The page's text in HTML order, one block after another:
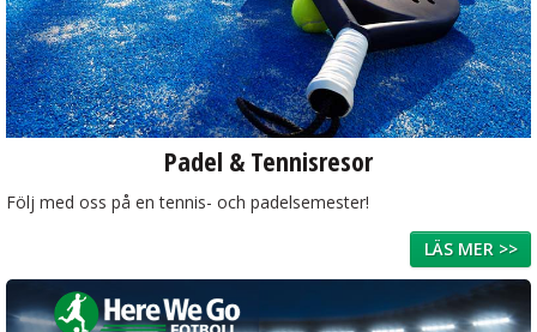
Padel & Tennisresor
Följ med oss på en tennis- och padelsemester!
LÄS MER >>